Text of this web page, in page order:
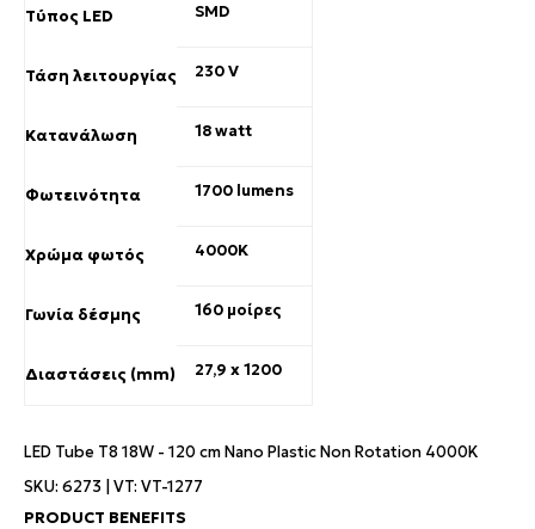
Τύπος LED SMD
Τάση λειτουργίας 230 V
Κατανάλωση 18 watt
Φωτεινότητα 1700 lumens
Χρώμα φωτός 4000K
Γωνία δέσμης 160 μοίρες
Διαστάσεις (mm) 27,9 x 1200
LED Tube T8 18W - 120 cm Nano Plastic Non Rotation 4000K
SKU: 6273 | VT: VT-1277
PRODUCT BENEFITS